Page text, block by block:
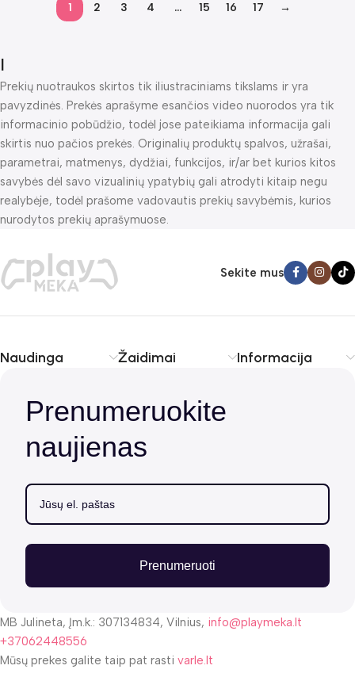
1 2 3 4 … 15 16 17 →
I
Prekių nuotraukos skirtos tik iliustraciniams tikslams ir yra
pavyzdinės. Prekės aprašyme esančios video nuorodos yra tik
informacinio pobūdžio, todėl jose pateikiama informacija gali
skirtis nuo pačios prekės. Originalių produktų spalvos, užrašai,
parametrai, matmenys, dydžiai, funkcijos, ir/ar bet kurios kitos
savybės dėl savo vizualinių ypatybių gali atrodyti kitaip negu
realybėje, todėl prašome vadovautis prekių savybėmis, kurios
nurodytos prekių aprašymuose.
Sekite mus
Naudinga Žaidimai Informacija
Prenumeruokite
naujienas
Prenumeruoti
MB Julineta, Įm.k.: 307134834, Vilnius, info@playmeka.lt
+37062448556
Mūsų prekes galite taip pat rasti varle.lt